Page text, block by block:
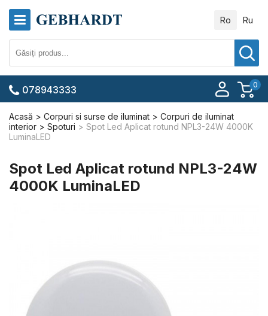
Ro Ru
0
078943333
Acasă Corpuri si surse de iluminat
Corpuri de iluminat
interior
Spoturi
Spot Led Aplicat rotund NPL3-24W 4000K
LuminaLED
Spot Led Aplicat rotund NPL3-24W
4000K LuminaLED